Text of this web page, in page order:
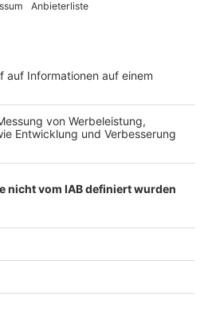
ist mit Hilfe eines SSL-